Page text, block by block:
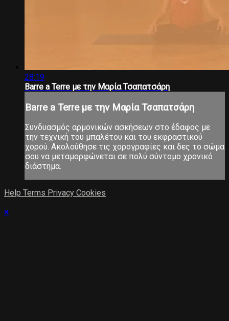
28:19
Barre a Terre με την Μαρία Τσαπατσάρη
Barre a Terre με την Μαρία Τσαπατσάρη
Συνδυασμός αρμονικών ασκήσεων στο έδαφος με
την τεχνική του μπαλέτου και του εκφραστικού
χορού. Ακολούθησε τις χορογραφίες και δες το σώμα
σου να μεταμορφώνεται σε πολύ σύντομο χρονικό
διάστημα.
Help Terms Privacy Cookies
×